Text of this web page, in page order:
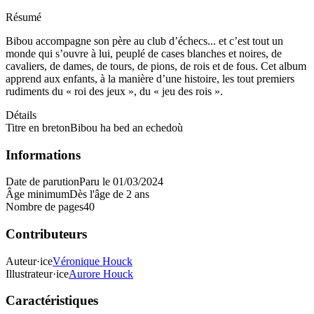
Résumé
Bibou accompagne son père au club d’échecs... et c’est tout un
monde qui s’ouvre à lui, peuplé de cases blanches et noires, de
cavaliers, de dames, de tours, de pions, de rois et de fous. Cet album
apprend aux enfants, à la manière d’une histoire, les tout premiers
rudiments du « roi des jeux », du « jeu des rois ».
Détails
Titre en bretonBibou ha bed an echedoù
Informations
Date de parutionParu le 01/03/2024
Âge minimumDès l'âge de 2 ans
Nombre de pages40
Contributeurs
Auteur·iceVéronique Houck
Illustrateur·iceAurore Houck
Caractéristiques